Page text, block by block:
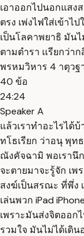
เอาออกไปนอกแสง
ตรง เพ่งไฟใส่เข้า
เป็นโลคาพยาธิ มัน
ตามตำรา เเรียกว่า
พรหมวิหาร 4 าตุว
40 ข้อ
24:24
Speaker A
แล้วเราทำอะไรไ
ทโธเรียก ว่าอนุ พุท
ณังคัจฉามิ พอเรานึ
จะตายมาจะรู้จัก เพ
สงฆ์เป็นสรณะ ที่พึ่ง
เล่นพวก iPad
เพราะมันส่งจิตออก
รวมใจ มันไม่ได้เดิ